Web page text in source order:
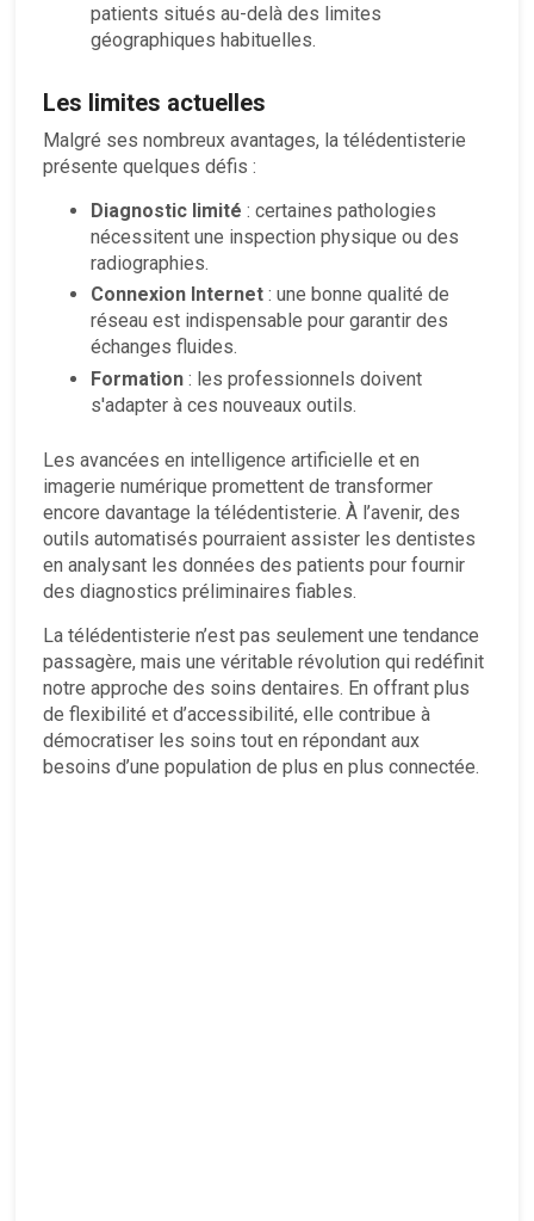
patients situés au-delà des limites
géographiques habituelles.
Les limites actuelles
Malgré ses nombreux avantages, la télédentisterie
présente quelques défis :
Diagnostic limité : certaines pathologies
nécessitent une inspection physique ou des
radiographies.
Connexion Internet: une bonne qualité de
réseau est indispensable pour garantir des
échanges fluides.
Formation: les professionnels doivent
s'adapter à ces nouveaux outils.
Les avancées en intelligence artificielle et en
imagerie numérique promettent de transformer
encore davantage la télédentisterie. À l’avenir, des
outils automatisés pourraient assister les dentistes
en analysant les données des patients pour fournir
des diagnostics préliminaires fiables.
La télédentisterie n’est pas seulement une tendance
passagère, mais une véritable révolution qui redéfinit
notre approche des soins dentaires. En offrant plus
de flexibilité et d’accessibilité, elle contribue à
démocratiser les soins tout en répondant aux
besoins d’une population de plus en plus connectée.